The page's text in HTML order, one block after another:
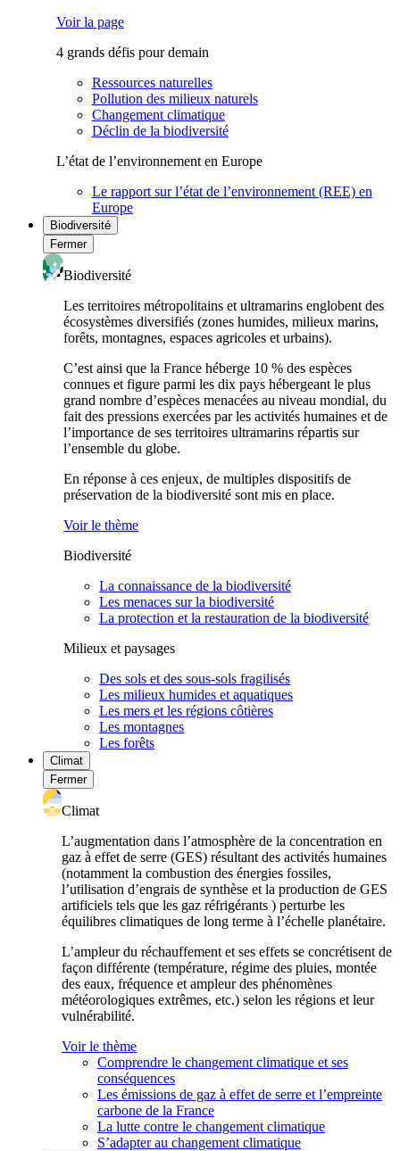
Voir la page
4 grands défis pour demain
Ressources naturelles
Pollution des milieux naturels
Changement climatique
Déclin de la biodiversité
L’état de l’environnement en Europe
Le rapport sur l’état de l’environnement (REE) en
Europe
Biodiversité
Fermer
Biodiversité
Les territoires métropolitains et ultramarins englobent des
écosystèmes diversifiés (zones humides, milieux marins,
forêts, montagnes, espaces agricoles et urbains).
C’est ainsi que la France héberge 10 % des espèces
connues et figure parmi les dix pays hébergeant le plus
grand nombre d’espèces menacées au niveau mondial, du
fait des pressions exercées par les activités humaines et de
l’importance de ses territoires ultramarins répartis sur
l’ensemble du globe.
En réponse à ces enjeux, de multiples dispositifs de
préservation de la biodiversité sont mis en place.
Voir le thème
Biodiversité
La connaissance de la biodiversité
Les menaces sur la biodiversité
La protection et la restauration de la biodiversité
Milieux et paysages
Des sols et des sous-sols fragilisés
Les milieux humides et aquatiques
Les mers et les régions côtières
Les montagnes
Les forêts
Climat
Fermer
Climat
L’augmentation dans l’atmosphère de la concentration en
gaz à effet de serre (GES) résultant des activités humaines
(notamment la combustion des énergies fossiles,
l’utilisation d’engrais de synthèse et la production de GES
artificiels tels que les gaz réfrigérants ) perturbe les
équilibres climatiques de long terme à l’échelle planétaire.
L’ampleur du réchauffement et ses effets se concrétisent de
façon différente (température, régime des pluies, montée
des eaux, fréquence et ampleur des phénomènes
météorologiques extrêmes, etc.) selon les régions et leur
vulnérabilité.
Voir le thème
Comprendre le changement climatique et ses
conséquences
Les émissions de gaz à effet de serre et l’empreinte
carbone de la France
La lutte contre le changement climatique
S’adapter au changement climatique